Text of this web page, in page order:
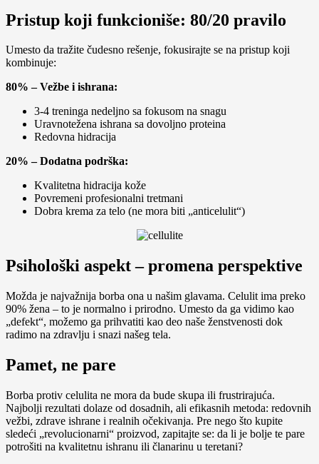
Pristup koji funkcioniše: 80/20 pravilo
Umesto da tražite čudesno rešenje, fokusirajte se na pristup koji
kombinuje:
80% – Vežbe i ishrana:
3-4 treninga nedeljno sa fokusom na snagu
Uravnotežena ishrana sa dovoljno proteina
Redovna hidracija
20% – Dodatna podrška:
Kvalitetna hidracija kože
Povremeni profesionalni tretmani
Dobra krema za telo (ne mora biti „anticelulit“)
Psihološki aspekt – promena perspektive
Možda je najvažnija borba ona u našim glavama. Celulit ima preko
90% žena – to je normalno i prirodno. Umesto da ga vidimo kao
„defekt“, možemo ga prihvatiti kao deo naše ženstvenosti dok
radimo na zdravlju i snazi našeg tela.
Pamet, ne pare
Borba protiv celulita ne mora da bude skupa ili frustrirajuća.
Najbolji rezultati dolaze od dosadnih, ali efikasnih metoda: redovnih
vežbi, zdrave ishrane i realnih očekivanja. Pre nego što kupite
sledeći „revolucionarni“ proizvod, zapitajte se: da li je bolje te pare
potrošiti na kvalitetnu ishranu ili članarinu u teretani?